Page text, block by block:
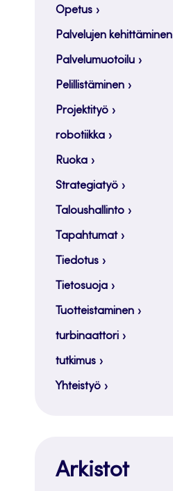
Opetus
Palvelujen kehittäminen
Palvelumuotoilu
Pelillistäminen
Projektityö
robotiikka
Ruoka
Strategiatyö
Taloushallinto
Tapahtumat
Tiedotus
Tietosuoja
Tuotteistaminen
turbinaattori
tutkimus
Yhteistyö
Arkistot